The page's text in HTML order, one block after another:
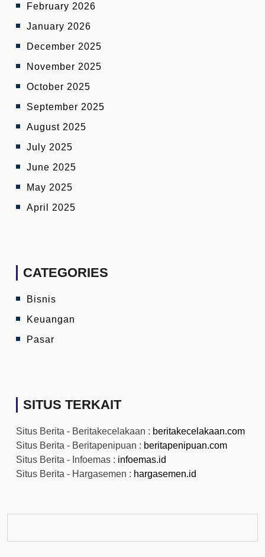
February 2026
January 2026
December 2025
November 2025
October 2025
September 2025
August 2025
July 2025
June 2025
May 2025
April 2025
CATEGORIES
Bisnis
Keuangan
Pasar
SITUS TERKAIT
Situs Berita - Beritakecelakaan : beritakecelakaan.com
Situs Berita - Beritapenipuan : beritapenipuan.com
Situs Berita - Infoemas : infoemas.id
Situs Berita - Hargasemen : hargasemen.id